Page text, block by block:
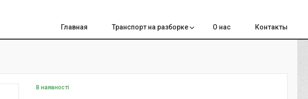
Главная Транспорт на разборке О нас Контакты
В наявності